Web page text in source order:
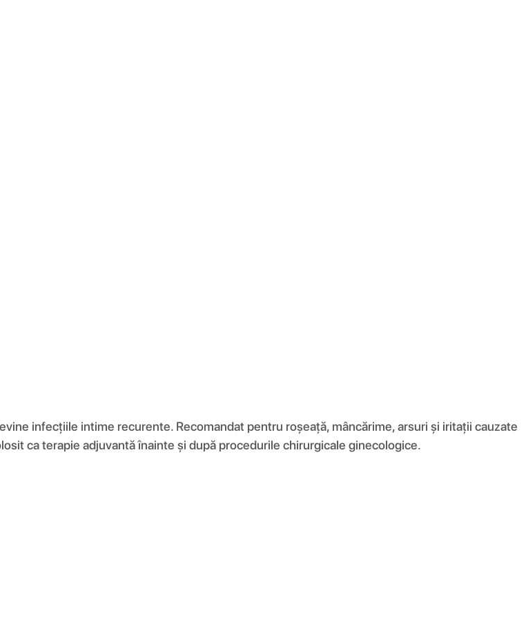
infecțiile intime recurente. Recomandat pentru roșeață, mâncărime, arsuri și iritații cauzate
ca terapie adjuvantă înainte și după procedurile chirurgicale ginecologice.